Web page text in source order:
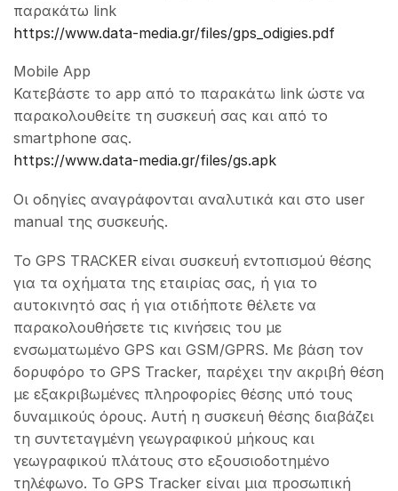
παρακάτω link
https://www.data-media.gr/files/gps_odigies.pdf
Mobile App
Κατεβάστε το app από το παρακάτω link ώστε να
παρακολουθείτε τη συσκευή σας και από το
smartphone σας.
https://www.data-media.gr/files/gs.apk
Οι οδηγίες αναγράφονται αναλυτικά και στο user
manual της συσκευής.
Το GPS TRACKER είναι συσκευή εντοπισμού θέσης
για τα οχήματα της εταιρίας σας, ή για το
αυτοκινητό σας ή για οτιδήποτε θέλετε να
παρακολουθήσετε τις κινήσεις του με
ενσωματωμένο GPS και GSM/GPRS. Με βάση τον
δορυφόρο το GPS Tracker, παρέχει την ακριβή θέση
με εξακριβωμένες πληροφορίες θέσης υπό τους
δυναμικούς όρους. Αυτή η συσκευή θέσης διαβάζει
τη συντεταγμένη γεωγραφικού μήκους και
γεωγραφικού πλάτους στο εξουσιοδοτημένο
τηλέφωνο. To GPS Tracker είναι μια προσωπική